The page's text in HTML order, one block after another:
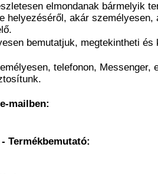
elmondanak bármelyik
helyezéséről, akár személyesen,
bemutatjuk, megtekintheti és
telefonon, Messenger,
mailben:
Termékbemutató: